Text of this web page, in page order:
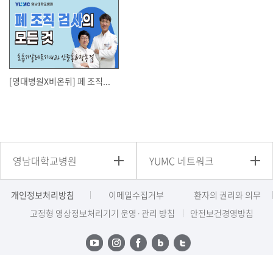
[영대병원X비온뒤] 폐 조직...
영남대학교병원 YUMC 네트워크
개인정보처리방침 이메일수집거부
환자의 권리와 의무
고정형 영상정보처리기기 운영·관리 방침
안전보건경영방침